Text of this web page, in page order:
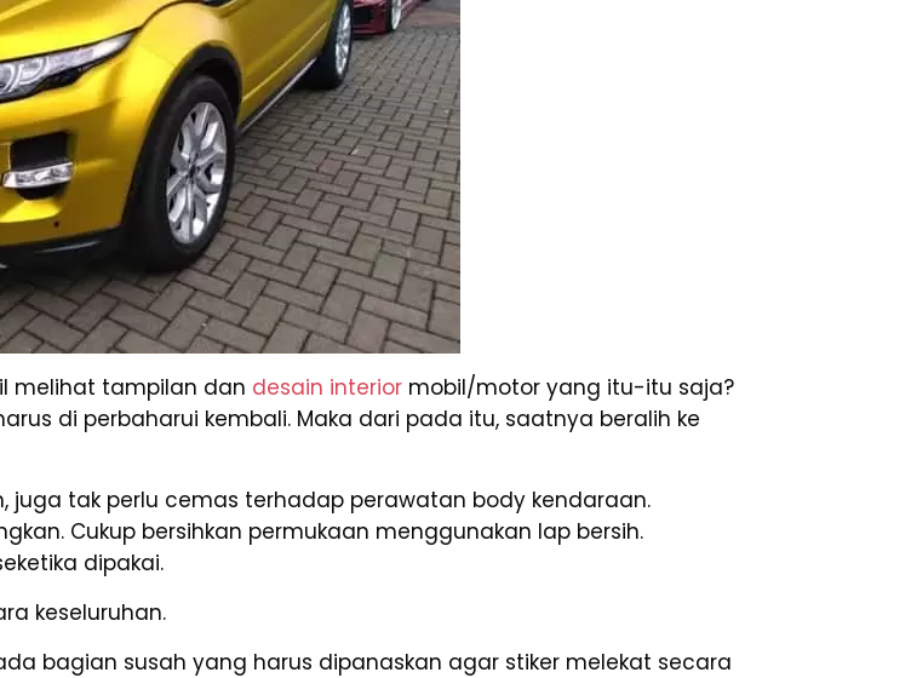
melihat tampilan dan desain interior mobil/motor yang itu-itu saja?
di perbaharui kembali. Maka dari pada itu, saatnya beralih ke
tak perlu cemas terhadap perawatan body kendaraan.
Cukup bersihkan permukaan menggunakan lap bersih.
dipakai.
keseluruhan.
bagian susah yang harus dipanaskan agar stiker melekat secara